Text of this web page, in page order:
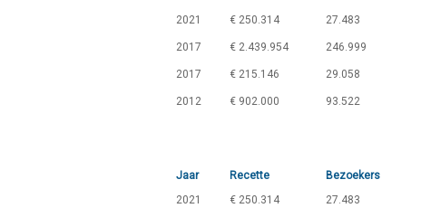
2021 € 250.314 27.483
2017 € 2.439.954 246.999
2017 € 215.146 29.058
2012 € 902.000 93.522
Jaar Recette
Bezoekers
2021 € 250.314 27.483